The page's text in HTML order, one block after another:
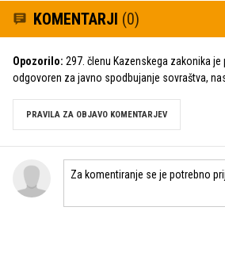
KOMENTARJI (0)
Opozorilo: 297. členu Kazenskega zakonika
odgovoren za javno spodbujanje sovraštva,
PRAVILA ZA OBJAVO KOMENTARJEV